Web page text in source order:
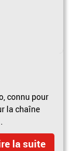
connu pour
la chaîne
la suite